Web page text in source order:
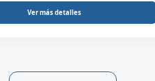
Ver más detalles